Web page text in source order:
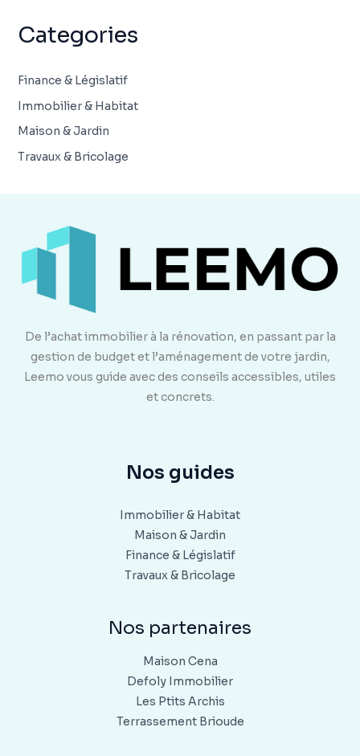
Categories
Finance & Législatif
Immobilier & Habitat
Maison & Jardin
Travaux & Bricolage
De l’achat immobilier à la rénovation, en passant par la
gestion de budget et l’aménagement de votre jardin,
Leemo vous guide avec des conseils accessibles, utiles
et concrets.
Nos guides
Immobilier & Habitat
Maison & Jardin
Finance & Législatif
Travaux & Bricolage
Nos partenaires
Maison Cena
Defoly Immobilier
Les Ptits Archis
Terrassement Brioude